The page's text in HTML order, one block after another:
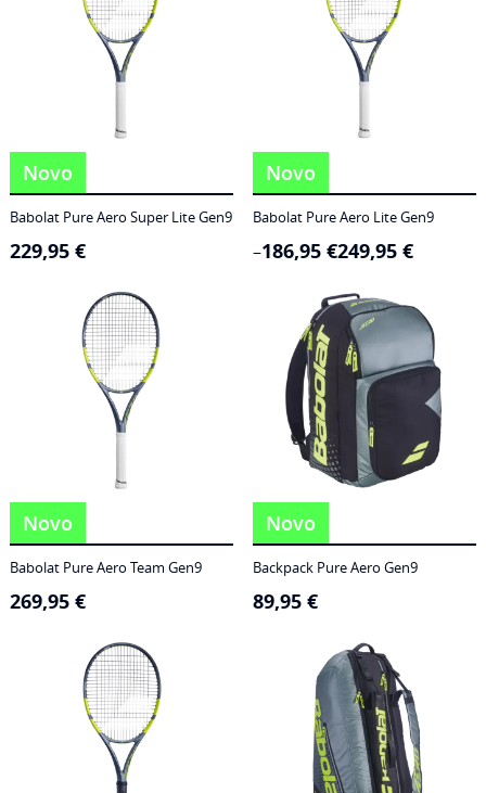
Novo
Babolat Pure Aero Super Lite Gen9
229,95 €
Novo
Babolat Pure Aero Lite Gen9
186,95 €
– 249,95 €
Price
range:
249,95 €
Novo
Babolat Pure Aero Team Gen9
269,95 €
Novo
Backpack Pure Aero Gen9
89,95 €